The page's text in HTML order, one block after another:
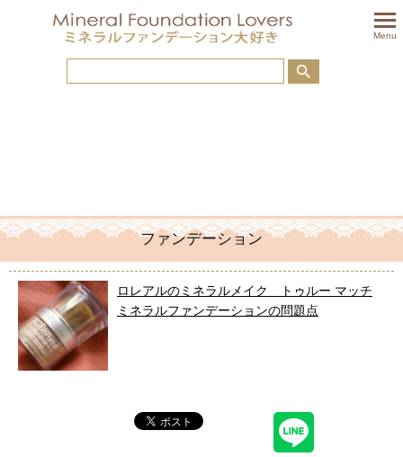
Menu
ファンデーション
ロレアルのミネラルメイク トゥルー マッチ
ミネラルファンデーションの問題点